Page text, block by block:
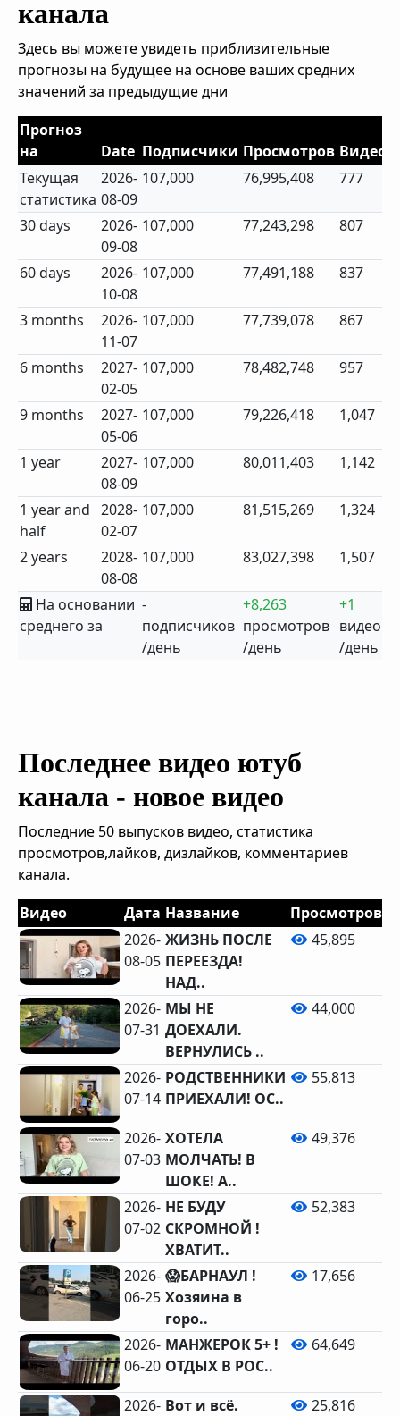
канала
Здесь вы можете увидеть приблизительные
прогнозы на будущее на основе ваших средних
значений за предыдущие дни
Прогноз
на
Date Подписчики Просмотров Видео
Текущая
статистика
2026-
08-09
107,000 76,995,408 777
30 days
2026-
09-08
107,000 77,243,298 807
60 days
2026-
10-08
107,000 77,491,188 837
3 months
2026-
11-07
107,000 77,739,078 867
6 months
2027-
02-05
107,000 78,482,748 957
9 months
2027-
05-06
107,000 79,226,418 1,047
1 year
2027-
08-09
107,000 80,011,403 1,142
1 year and
half
2028-
02-07
107,000 81,515,269 1,324
2 years
2028-
08-08
107,000 83,027,398 1,507
На основании
среднего за
-
подписчиков
/день
+8,263
просмотров
/день
+1
видео
/день
Последнее видео ютуб
канала - новое видео
Последние 50 выпусков видео, статистика
просмотров,лайков, дизлайков, комментариев
канала.
Видео
Дата Название Просмотров
2026-
08-05
ЖИЗНЬ ПОСЛЕ
ПЕРЕЕЗДА!
НАД..
45,895
2026-
07-31
МЫ НЕ
ДОЕХАЛИ.
ВЕРНУЛИСЬ ..
44,000
2026-
07-14
РОДСТВЕННИКИ
ПРИЕХАЛИ! ОС..
55,813
2026-
07-03
ХОТЕЛА
МОЛЧАТЬ! В
ШОКЕ! А..
49,376
2026-
07-02
НЕ БУДУ
СКРОМНОЙ !
ХВАТИТ..
52,383
2026-
06-25
😱БАРНАУЛ !
Хозяина в
горо..
17,656
2026-
06-20
МАНЖЕРОК 5+ !
ОТДЫХ В РОС..
64,649
2026- Вот и всё.
25,816